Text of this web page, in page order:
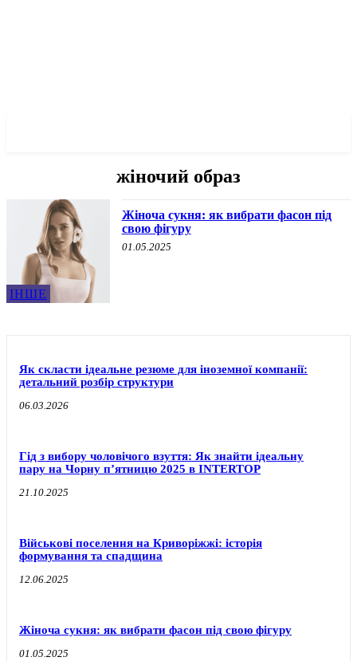
жіночий образ
ІНШЕ
Жіноча сукня: як вибрати фасон під
свою фігуру
01.05.2025
Як скласти ідеальне резюме для іноземної компанії:
детальний розбір структури
06.03.2026
Гід з вибору чоловічого взуття: Як знайти ідеальну
пару на Чорну п’ятницю 2025 в INTERTOP
21.10.2025
Військові поселення на Криворіжжі: історія
формування та спадщина
12.06.2025
Жіноча сукня: як вибрати фасон під свою фігуру
01.05.2025